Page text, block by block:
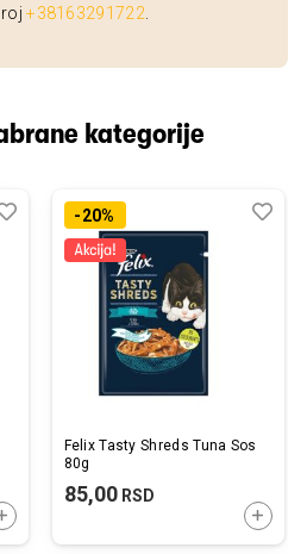
+38163291722
kategorije
U KORPU
Dodaj
Uporedi-20%
Felix Tasty Shreds Tuna Sos
80g
85,00RSD